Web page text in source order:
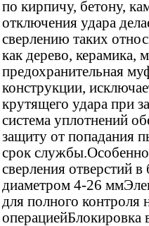
по кирпичу, бетону,
отключения удара
сверлению таких
как дерево, керамика,
предохранительная
конструкции,
крутящего удара при
система уплотнений
защиту от попадания
срок
сверления отверстий
диаметром 4-26
для полного контроля